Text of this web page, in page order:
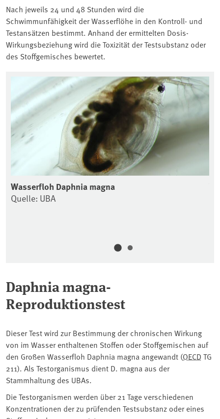
Nach jeweils 24 und 48 Stunden wird die
Schwimmunfähigkeit der Wasserflöhe in den Kontroll- und
Testansätzen bestimmt. Anhand der ermittelten Dosis-
Wirkungsbeziehung wird die Toxizität der Testsubstanz oder
des Stoffgemisches bewertet.
Wasserfloh Daphnia magna
Quelle: UBA
Daphnia magna-
Reproduktionstest
Dieser Test wird zur Bestimmung der chronischen Wirkung
von im Wasser enthaltenen Stoffen oder Stoffgemischen auf
den Großen Wasserfloh Daphnia magna angewandt (⁠OECD ⁠ TG
211). Als Testorganismus dient D. magna aus der
Stammhaltung des UBAs.
Die Testorganismen werden über 21 Tage verschiedenen
Konzentrationen der zu prüfenden Testsubstanz oder eines